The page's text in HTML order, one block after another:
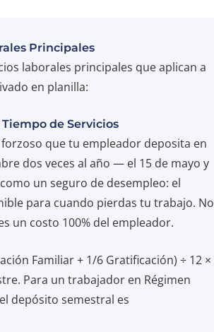
Principales
laborales principales que aplican a
en planilla:
de Servicios
que tu empleador deposita en
dos veces al año — el 15 de mayo y
un seguro de desempleo: el
para cuando pierdas tu trabajo. No
un costo 100% del empleador.
Familiar + 1/6 Gratificación) ÷ 12 ×
Para un trabajador en Régimen
depósito semestral es